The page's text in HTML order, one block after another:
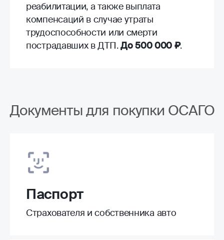
реабилитации, а также выплата
компенсаций в случае утраты
трудоспособности или смерти
пострадавших в ДТП.До 500 000 ₽.
Документы для покупки ОСАГО
Паспорт
Страхователя и собственника авто